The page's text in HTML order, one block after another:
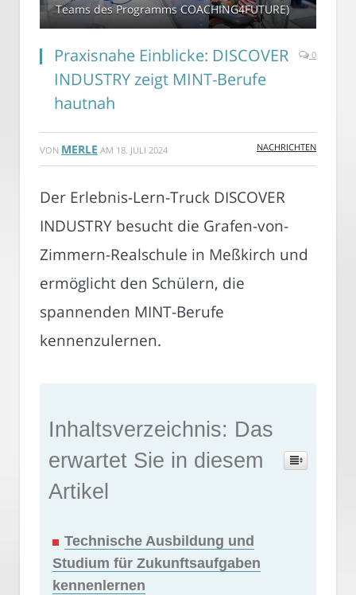
Teams des Programms COACHING4FUTURE)
Praxisnahe Einblicke: DISCOVER
INDUSTRY zeigt MINT-Berufe
hautnah
0
VON MERLE AM 18. JULI 2024 NACHRICHTEN
Der Erlebnis-Lern-Truck DISCOVER
INDUSTRY besucht die Grafen-von-
Zimmern-Realschule in Meßkirch und
ermöglicht den Schülern, die
spannenden MINT-Berufe
kennenzulernen.
Inhaltsverzeichnis: Das
erwartet Sie in diesem
Artikel
Technische Ausbildung und
Studium für Zukunftsaufgaben
kennenlernen